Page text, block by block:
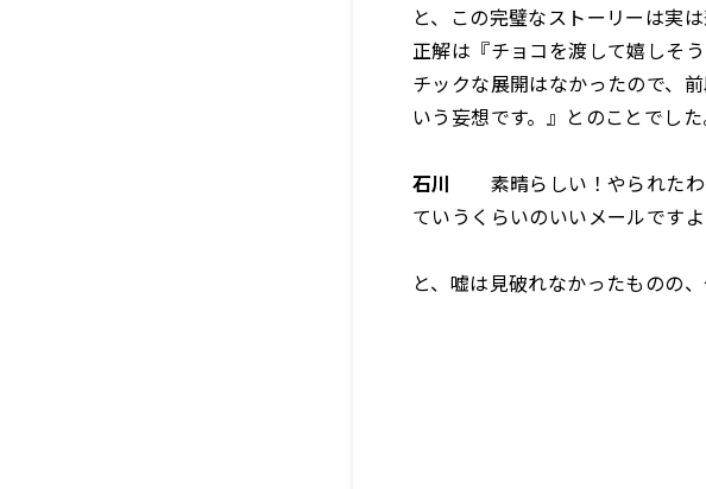
と、この完璧なストーリーは実
正解は『チョコを渡して嬉しそ
チックな展開はなかったので、
いう妄想です。』とのことでした
石川
素晴らしい！やられたわ
ていうくらいのいいメールですよ
と、嘘は見破れなかったものの